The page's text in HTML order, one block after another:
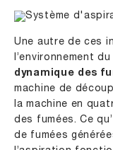
Une autre de ces
l’environnement
dynamique des
machine de
la machine en
des fumées. Ce
de fumées